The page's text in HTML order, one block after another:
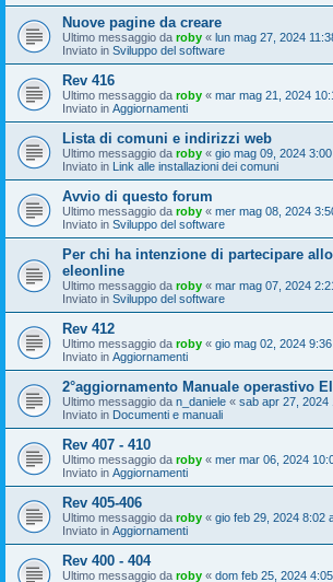
Nuove pagine da creare
Ultimo messaggio da roby « lun mag 27, 2024
Inviato in Sviluppo del software
Rev 416
Ultimo messaggio da roby « mar mag 21, 2024
Inviato in Aggiornamenti
Lista di comuni e indirizzi web
Ultimo messaggio da roby « gio mag 09, 2024
Inviato in Link alle installazioni dei comuni
Avvio di questo forum
Ultimo messaggio da roby « mer mag 08, 2024
Inviato in Sviluppo del software
Per chi ha intenzione di partecipare
eleonline
Ultimo messaggio da roby « mar mag 07, 2024
Inviato in Sviluppo del software
Rev 412
Ultimo messaggio da roby « gio mag 02, 2024
Inviato in Aggiornamenti
2°aggiornamento Manuale operastivo
Ultimo messaggio da n_daniele « sab apr 27, 2024
Inviato in Documenti e manuali
Rev 407 - 410
Ultimo messaggio da roby « mer mar 06, 2024
Inviato in Aggiornamenti
Rev 405-406
Ultimo messaggio da roby « gio feb 29, 2024 8:02
Inviato in Aggiornamenti
Rev 400 - 404
Ultimo messaggio da roby « dom feb 25, 2024